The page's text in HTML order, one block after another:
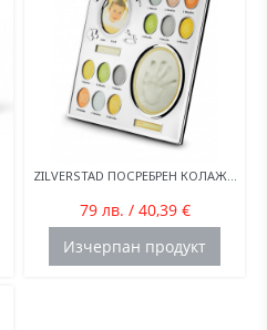
ZILVERSTAD ПОСРЕБРЕН КОЛАЖ...
79 лв. / 40,39 €
Изчерпан продукт